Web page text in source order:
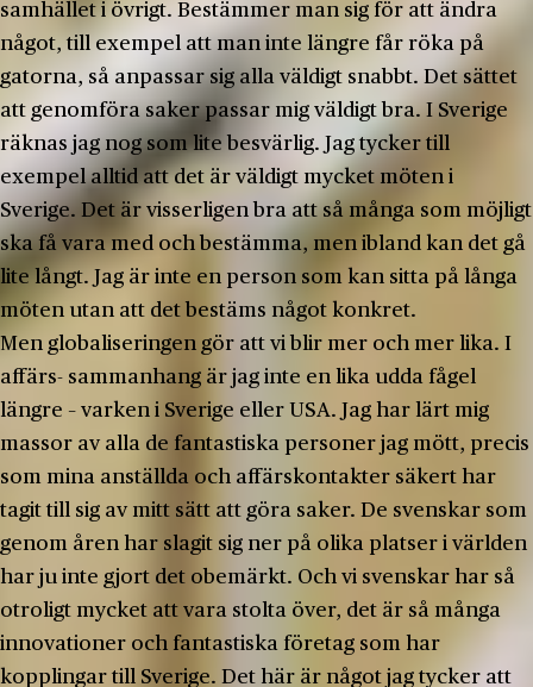
samhället i övrigt. Bestämmer man sig för att ändra
något, till exempel att man inte längre får röka på
gatorna, så anpassar sig alla väldigt snabbt. Det sättet
att genomföra saker passar mig väldigt bra. I Sverige
räknas jag nog som lite besvärlig. Jag tycker till
exempel alltid att det är väldigt mycket möten i
Sverige. Det är visserligen bra att så många som möjligt
ska få vara med och bestämma, men ibland kan det gå
lite långt. Jag är inte en person som kan sitta på långa
möten utan att det bestäms något konkret.
Men globaliseringen gör att vi blir mer och mer lika. I
affärs- sammanhang är jag inte en lika udda fågel
längre – varken i Sverige eller USA. Jag har lärt mig
massor av alla de fantastiska personer jag mött, precis
som mina anställda och affärskontakter säkert har
tagit till sig av mitt sätt att göra saker. De svenskar som
genom åren har slagit sig ner på olika platser i världen
har ju inte gjort det obemärkt. Och vi svenskar har så
otroligt mycket att vara stolta över, det är så många
innovationer och fantastiska företag som har
kopplingar till Sverige. Det här är något jag tycker att